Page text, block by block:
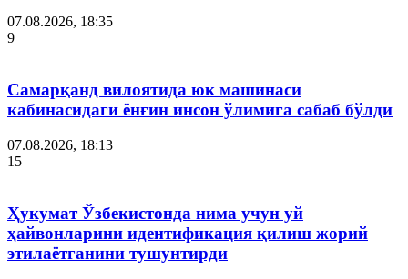
07.08.2026, 18:35
9
Самарқанд вилоятида юк машинаси
кабинасидаги ёнғин инсон ўлимига сабаб бўлди
07.08.2026, 18:13
15
Ҳукумат Ўзбекистонда нима учун уй
ҳайвонларини идентификация қилиш жорий
этилаётганини тушунтирди